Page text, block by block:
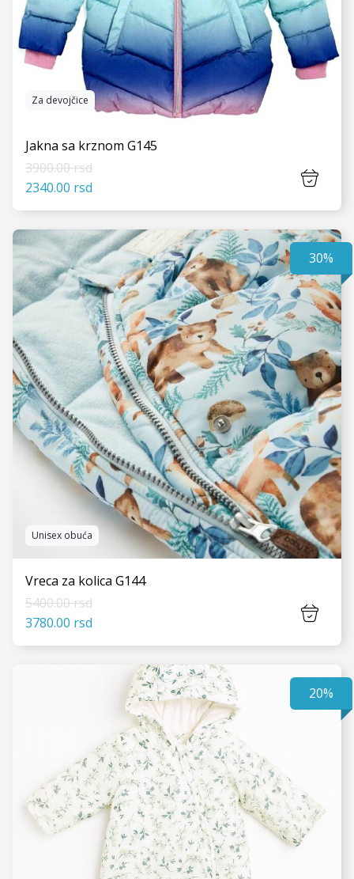
VIDI JOŠ
Za devojčice
Jakna sa krznom G145
3900.00 rsd
2340.00 rsd
30%
VIDI JOŠ
Unisex obuća
Vreca za kolica G144
5400.00 rsd
3780.00 rsd
20%